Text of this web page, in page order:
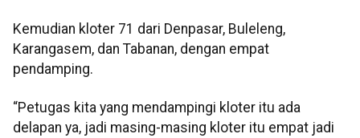
Kemudian kloter 71 dari Denpasar, Buleleng,
Karangasem, dan Tabanan, dengan empat
pendamping.
“Petugas kita yang mendampingi kloter itu ada
delapan ya, jadi masing-masing kloter itu empat jadi